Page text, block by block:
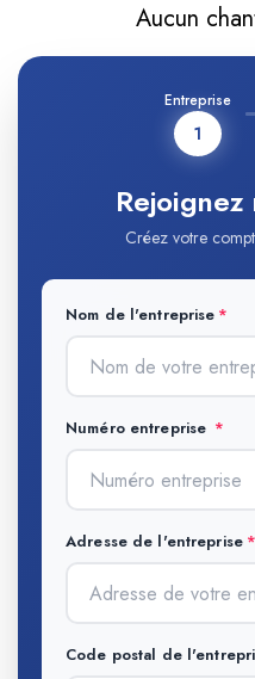
Aucun
Entreprise
1
Créez votre
Nom de l'entreprise
Numéro entreprise
Adresse de l'entreprise
Code postal de